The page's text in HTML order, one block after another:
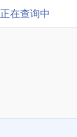
正在查询中